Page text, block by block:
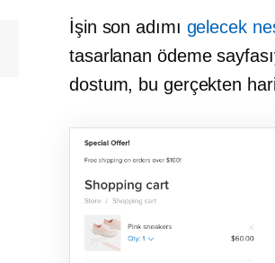
İşin son adımı gelecek
tasarlanan ödeme
dostum, bu gerçekten